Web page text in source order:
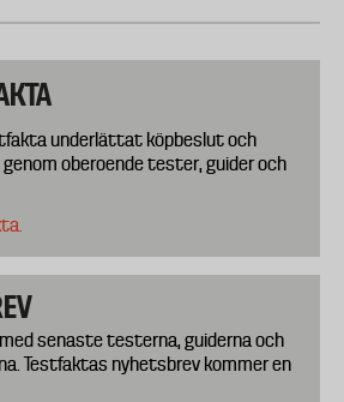
underlättat köpbeslut och
oberoende tester, guider och
senaste testerna, guiderna och
Testfaktas nyhetsbrev kommer en